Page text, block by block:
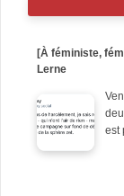
[À féministe,
Lerne
est